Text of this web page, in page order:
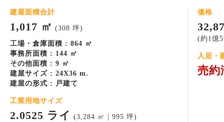
建屋面積合計
1,017 ㎡ (308 坪)
工場・倉庫面積 : 864 ㎡
事務所面積 : 144 ㎡
その他面積 : 9 ㎡
建屋サイズ : 24X36 m.
建屋の形式 : 戸建て
工業用地サイズ
2.0525 ライ (3,284 ㎡ | 995 坪)
価格
(約1億
入居・
売約